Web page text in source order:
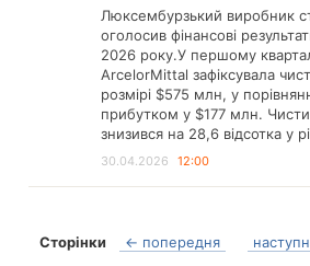
Люксембурзький виробник
оголосив фінансові
2026 року.У першому
ArcelorMittal зафіксувала
розмірі $575 млн, у
прибутком у $177 млн.
знизився на 28,6 відсотка у
30.04.2026 12:00
Сторінки ← попередня